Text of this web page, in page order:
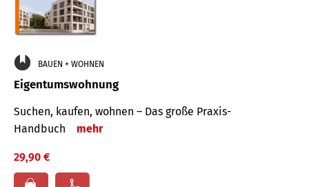
BAUEN + WOHNEN
Eigentumswohnung
Suchen, kaufen, wohnen – Das große Praxis-
Handbuch
mehr
29,90 €